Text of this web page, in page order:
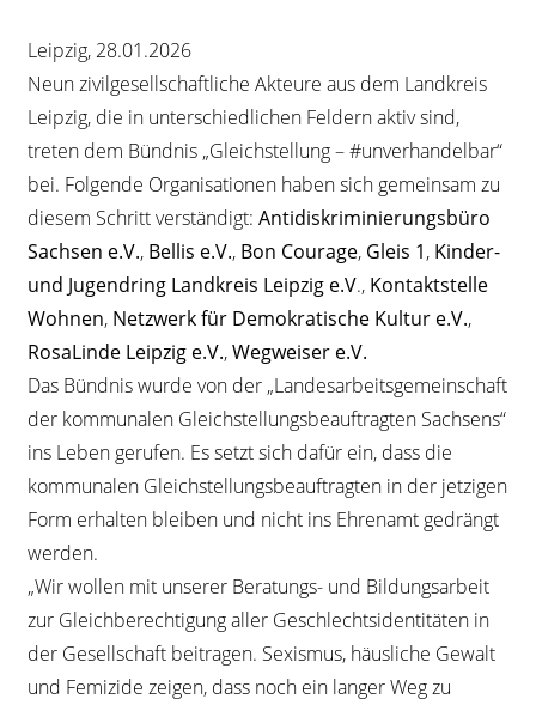
Leipzig, 28.01.2026
Neun zivilgesellschaftliche Akteure aus dem Landkreis
Leipzig, die in unterschiedlichen Feldern aktiv sind,
treten dem Bündnis „Gleichstellung – #unverhandelbar“
bei. Folgende Organisationen haben sich gemeinsam zu
diesem Schritt verständigt:Antidiskriminierungsbüro
Sachsen e.V., Bellis e.V., Bon Courage, Gleis 1, Kinder-
und Jugendring Landkreis Leipzig e.V., Kontaktstelle
Wohnen, Netzwerk für Demokratische Kultur e.V.,
RosaLinde Leipzig e.V.,Wegweiser e.V.
Das Bündnis wurde von der „Landesarbeitsgemeinschaft
der kommunalen Gleichstellungsbeauftragten Sachsens“
ins Leben gerufen. Es setzt sich dafür ein, dass die
kommunalen Gleichstellungsbeauftragten in der jetzigen
Form erhalten bleiben und nicht ins Ehrenamt gedrängt
werden.
„Wir wollen mit unserer Beratungs- und Bildungsarbeit
zur Gleichberechtigung aller Geschlechtsidentitäten in
der Gesellschaft beitragen. Sexismus, häusliche Gewalt
und Femizide zeigen, dass noch ein langer Weg zu